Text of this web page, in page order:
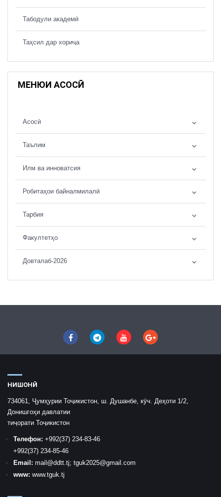
Табодули академӣ
Таҳсил дар хориҷа
МЕНЮИ АСОСӢ
Асосӣ
Таълим
Илм ва инноватсия
Робитаҳои байналмилалӣ
Тарбия
Факултетҳо
Довталаб-2026
НИШОНӢ
734061, Ҷумҳурии Тоҷикистон, ш. Душанбе, кӯч. Деҳоти 1/2,
Донишгоҳи давлатии
тиҷорати Тоҷикистон
Телефон: +992(37) 234-83-46
+992(37) 234-85-46
Email: mail @ddtt.tj; tguk2025@gmail.com
www: www.tguk.tj